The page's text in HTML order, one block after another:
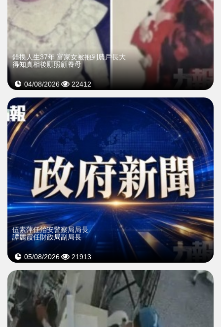
錯換人生37年 富家女被抱到農戶長大
得知真相後願照顧養母
04/08/2026 22412
伍素萍任治安警察局局長
譚麗霞任財政局副局長
05/08/2026 21913